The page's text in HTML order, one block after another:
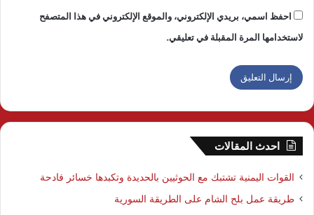
احفظ اسمي، بريدي الإلكتروني، والموقع الإلكتروني في هذا المتصفح
لاستخدامها المرة المقبلة في تعليقي.
احدث المقالات
القوات اليمنية تشتبك مع الحوثيين بالحديدة وتكبدها خسائر فادحة
طريقة عمل بلح الشام على الطريقة السورية